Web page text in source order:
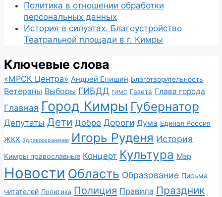
Политика в отношении обработки
персональных данных
История в силуэтах. Благоустройство
Театральной площади в г. Кимры
Ключевые слова
«МРСК Центра» Андрей Епишин Благотворительность
Ветераны Выборы ГИБДД ГИМС Газета Глава города
Главная Город Кимры Губернатор
Депутаты Дети Добро Дороги Дума Единая Россия
ЖКХ Здравоохранение Игорь Руденя История
Кимры православные Концерт Культура Мэр
Новости Область Образование Письма
читателей Политика Полиция Правила Праздник